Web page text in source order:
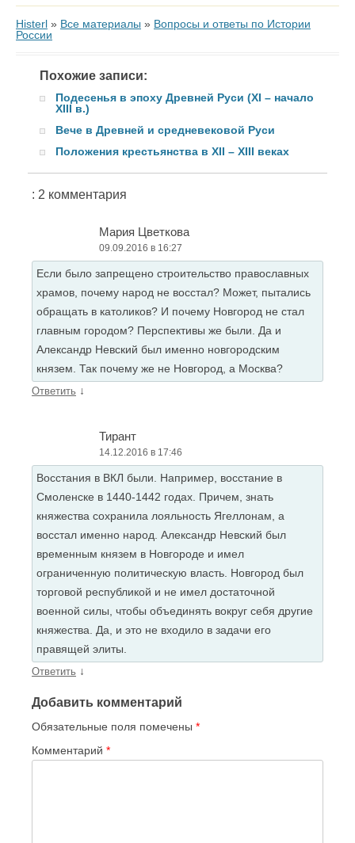
Histerl » Все материалы » Вопросы и ответы по Истории
России
Похожие записи:
Подесенья в эпоху Древней Руси (XI – начало
XIII в.)
Вече в Древней и средневековой Руси
Положения крестьянства в XII – XIII веках
: 2 комментария
Мария Цветкова
09.09.2016 в 16:27
Если было запрещено строительство православных
храмов, почему народ не восстал? Может, пытались
обращать в католиков? И почему Новгород не стал
главным городом? Перспективы же были. Да и
Александр Невский был именно новгородским
князем. Так почему же не Новгород, а Москва?
Ответить ↓
Тирант
14.12.2016 в 17:46
Восстания в ВКЛ были. Например, восстание в
Смоленске в 1440-1442 годах. Причем, знать
княжества сохранила лояльность Ягеллонам, а
восстал именно народ. Александр Невский был
временным князем в Новгороде и имел
ограниченную политическую власть. Новгород был
торговой республикой и не имел достаточной
военной силы, чтобы объединять вокруг себя другие
княжества. Да, и это не входило в задачи его
правящей элиты.
Ответить ↓
Добавить комментарий
Обязательные поля помечены *
Комментарий *